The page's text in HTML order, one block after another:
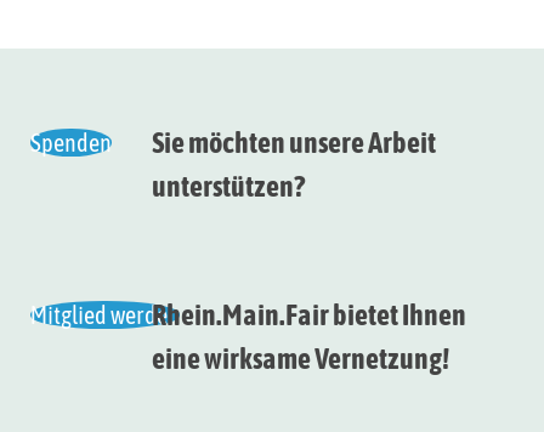
Spenden
Sie möchten unsere Arbeit
unterstützen?
Mitglied werdenRhein.Main.Fair bietet Ihnen
eine wirksame Vernetzung!